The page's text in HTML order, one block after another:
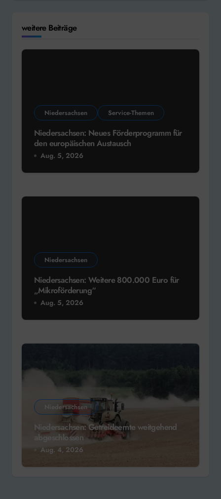
weitere Beiträge
Niedersachsen Service-Themen
Niedersachsen: Neues Förderprogramm für
den europäischen Austausch
Aug. 5, 2026
Niedersachsen
Niedersachsen: Weitere 800.000 Euro für
„Mikroförderung“
Aug. 5, 2026
Niedersachsen
Niedersachsen: Getreideernte weitgehend
abgeschlossen
Aug. 4, 2026